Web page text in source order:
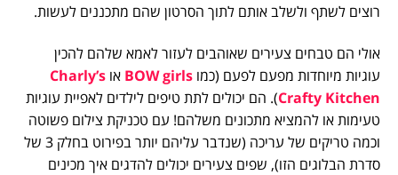
רוצים לשתף ולשלב אותם לתוך הסרטון שהם מתכננים לעשות.
אולי הם טבחים צעירים שאוהבים לעזור לאמא שלהם להכין
עוגיות מיוחדות מפעם לפעם (כמו BOW girls או Charly’s
Crafty Kitchen). הם יכולים לתת טיפים לילדים לאפיית עוגיות
טעימות או להמציא מתכונים משלהם! עם טכניקת צילום פשוטה
וכמה טריקים של עריכה (שנדבר עליהם יותר בפירוט בחלק 3 של
סדרת הבלוגים הזו), שפים צעירים יכולים להדגים איך מכינים